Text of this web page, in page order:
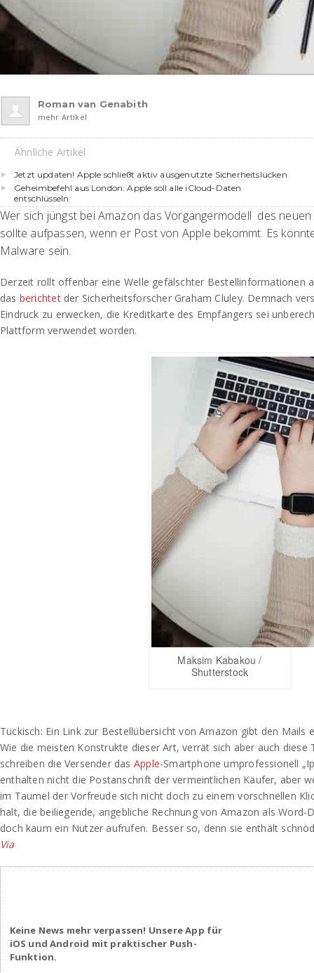
Roman van Genabith
mehr Artikel
Ähnliche Artikel
Jetzt updaten! Apple schließt aktiv ausgenutzte Sicherheitslücken
Geheimbefehl aus London: Apple soll alle iCloud-Daten
entschlüsseln
Wer sich jüngst bei Amazon das Vorgängermodell des
sollte aufpassen, wenn er Post von Apple bekommt. Es
Malware sein.
Derzeit rollt offenbar eine Welle gefälschter Bestellinformationen
das berichtetder Sicherheitsforscher Graham Cluley. Demnach
Eindruck zu erwecken, die Kreditkarte des Empfängers sei
Plattform verwendet worden.
Maksim Kabakou /
Shutterstock
Tückisch: Ein Link zur Bestellübersicht von Amazon gibt den Mails
Wie die meisten Konstrukte dieser Art, verrät sich aber auch diese
schreiben die Versender das Apple-Smartphone umprofessionell
enthalten nicht die Postanschrift der vermeintlichen Käufer, aber
im Taumel der Vorfreude sich nicht doch zu einem vorschnellen
halt, die beiliegende, angebliche Rechnung von Amazon als Word-
doch kaum ein Nutzer aufrufen. Besser so, denn sie enthält
Via
Keine News mehr verpassen! Unsere App für
iOS und Android mit praktischer Push-
Funktion.